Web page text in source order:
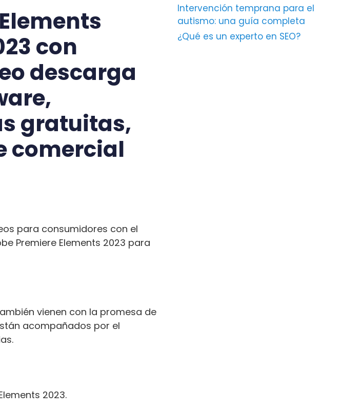
con
descarga
gratuitas,
comercial
para consumidores con el
Premiere Elements 2023 para
vienen con la promesa de
acompañados por el
2023.
Intervención temprana para el
autismo: una guía completa
¿Qué es un experto en SEO?